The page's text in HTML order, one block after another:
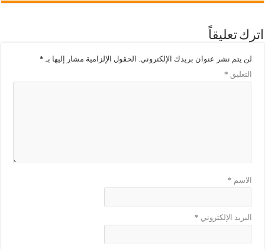
اترك تعليقاً
لن يتم نشر عنوان بريدك الإلكتروني. الحقول الإلزامية مشار إليها بـ *
التعليق *
الاسم *
البريد الإلكتروني *